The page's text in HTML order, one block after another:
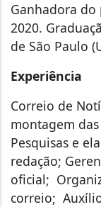
Ganhadora
2020.
de São Paulo
Experiência
Correio de
montagem
Pesquisas e
redação;
oficial;
correio;